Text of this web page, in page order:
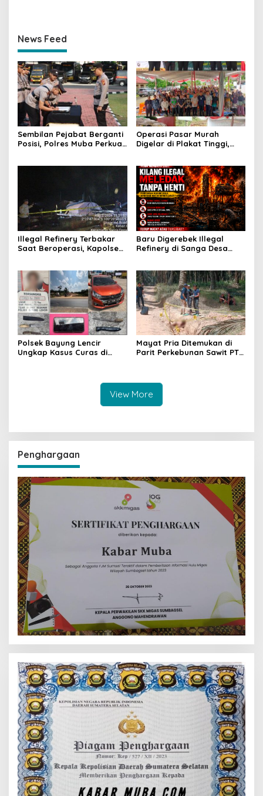
News Feed
Sembilan Pejabat Berganti
Posisi, Polres Muba Perkuat
Operasi Pasar Murah
Digelar di Plakat Tinggi,
Beban Warga
Illegal Refinery Terbakar
Saat Beroperasi, Kapolsek
Pencegahan Terus
Dilakukan
Baru Digerebek Illegal
Refinery di Sanga Desa
Polsek Bayung Lencir
Ungkap Kasus Curas di
Mayat Pria Ditemukan di
Parit Perkebunan Sawit PT
View More
Penghargaan